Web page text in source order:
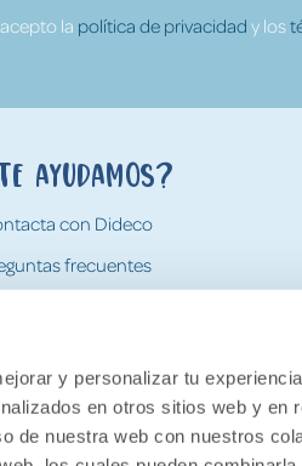
y personalizar tu
en otros sitios web y en
de nuestra web con nuestros
la política de privacidad y los
ayudamos?
con Dideco
frecuentes